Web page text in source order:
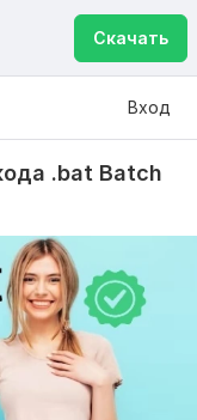
Скачать
Вход
.bat Batch